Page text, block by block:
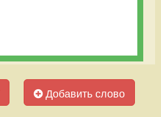
Добавить слово